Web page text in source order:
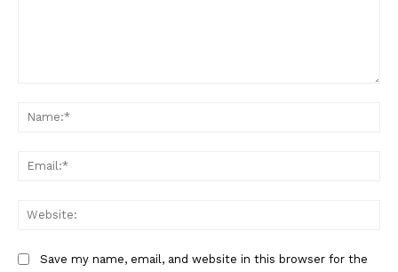
Save my name, email, and website in this browser for the